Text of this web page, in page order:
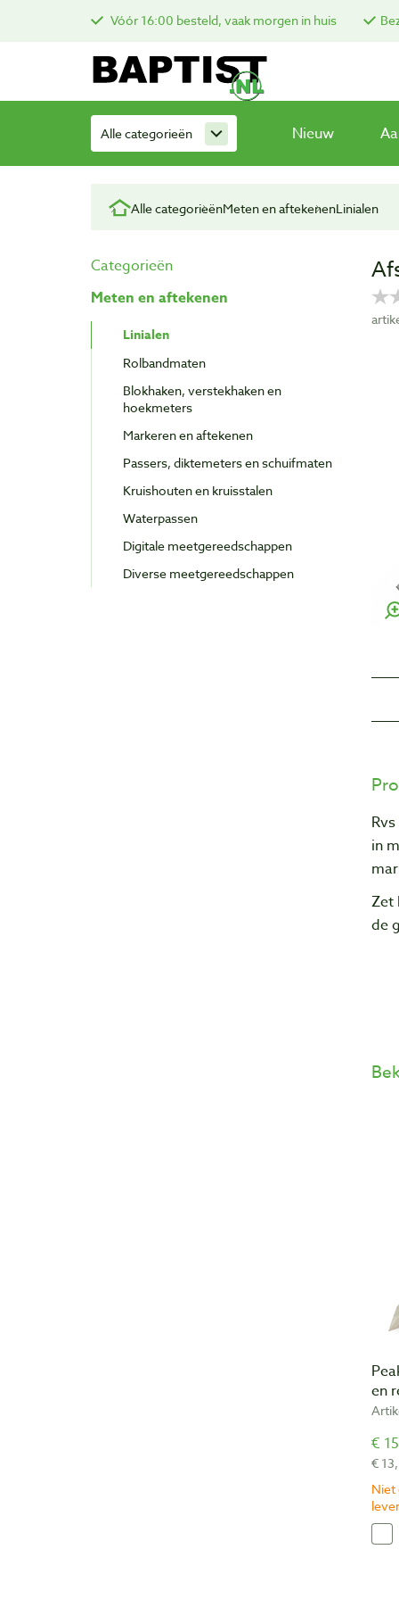
Vóór 16:00 besteld, vaak morgen in huis
Alle categorieën Nieuw
Alle categorieënMeten en aftekenenLinialen
Categorieën
Meten en aftekenen
Linialen
Rolbandmaten
Blokhaken, verstekhaken en
hoekmeters
Markeren en aftekenen
Passers, diktemeters en schuifmaten
Kruishouten en kruisstalen
Waterpassen
Digitale meetgereedschappen
Diverse meetgereedschappen
in
Zet
de
en
€
€
Niet